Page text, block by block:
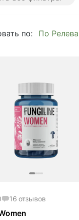
билоба
по:
16 отзывов